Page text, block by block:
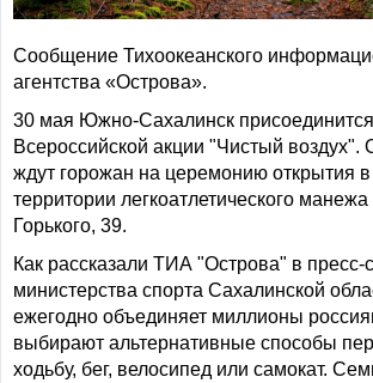
Сообщение Тихоокеанского
агентства «Острова».
30 мая Южно-Сахалинск
Всероссийской акции "Чистый воздух".
ждут горожан на церемонию открытия
территории легкоатлетического
Горького, 39.
Как рассказали ТИА "Острова" в пресс-
министерства спорта Сахалинской
ежегодно объединяет миллионы
выбирают альтернативные способы
ходьбу, бег, велосипед или самокат.